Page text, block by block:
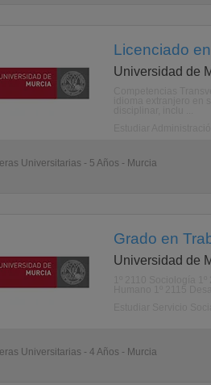
Licenciado
Universidad de
Universitarias - 5 Años - Murcia
Grado en
Universidad de
Universitarias - 4 Años - Murcia